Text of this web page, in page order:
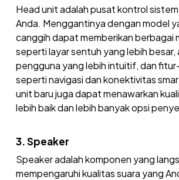
Head unit adalah pusat kontrol
Anda. Menggantinya dengan model
canggih dapat memberikan berbagai
seperti layar sentuh yang lebih besar,
pengguna yang lebih intuitif, dan
seperti navigasi dan konektivitas
unit baru juga dapat menawarkan
lebih baik dan lebih banyak opsi
3. Speaker
Speaker adalah komponen yang
mempengaruhi kualitas suara yang